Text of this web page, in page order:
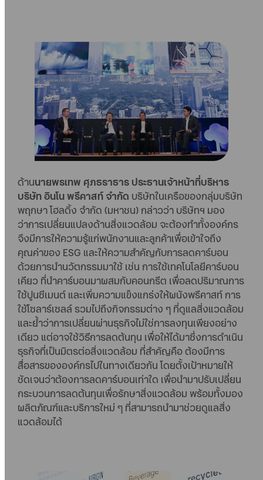
ด้านนายพรเทพ ศุภธราธาร ประธานเจ้าหน้าที่บริหาร
บริษัท อินโน พรีคาสท์ จำกัด บริษัทในเครือของกลุ่มบริษัท
พฤกษา โฮลดิ้ง จำกัด (มหาชน) กล่าวว่า บริษัทฯ มอง
ว่าการเปลี่ยนแปลงด้านสิ่งแวดล้อม จะต้องทำทั้งองค์กร
จึงมีการให้ความรู้แก่พนักงานและลูกค้าเพื่อเข้าใจถึง
คุณค่าของ ESG และให้ความสำคัญกับการลดคาร์บอน
ด้วยการนำนวัตกรรมมาใช้ เช่น การใช้เทคโนโลยีคาร์บอน
เคียว ที่นำคาร์บอนมาผสมกับคอนกรีต เพื่อลดปริมาณการ
ใช้ปูนซีเมนต์ และเพิ่มความแข็งแกร่งให้ผนังพรีคาสท์ การ
ใช้โซลาร์เซลล์ รวมไปถึงกิจกรรมต่าง ๆ ที่ดูแลสิ่งแวดล้อม
และย้ำว่าการเปลี่ยนผ่านธุรกิจไม่ใช่การลงทุนเพียงอย่าง
เดียว แต่อาจใช้วิธีการลดต้นทุน เพื่อให้ได้มาซึ่งการดำเนิน
ธุรกิจที่เป็นมิตรต่อสิ่งแวดล้อม ที่สำคัญคือ ต้องมีการ
สื่อสารขององค์กรไปในทางเดียวกัน โดยตั้งเป้าหมายให้
ชัดเจนว่าต้องการลดคาร์บอนเท่าใด เพื่อนำมาปรับเปลี่ยน
กระบวนการลดต้นทุนเพื่อรักษาสิ่งแวดล้อม พร้อมทั้งมอง
ผลิตภัณฑ์และบริการใหม่ ๆ ที่สามารถนำมาช่วยดูแลสิ่ง
แวดล้อมได้